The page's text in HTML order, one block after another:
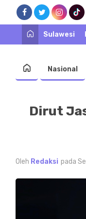
Sulawesi
Nasional
Dirut
Oleh Redaksi pada